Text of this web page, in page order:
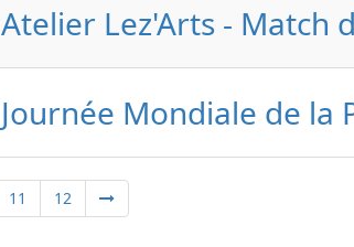
Atelier Lez'Arts - Match
Journée Mondiale de la
11 12